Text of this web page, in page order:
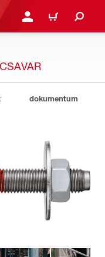
BEJELENTKEZÉS VAGY
KOSÁR
dokumentum